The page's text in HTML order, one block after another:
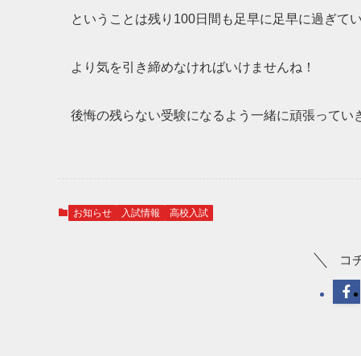
ということは残り100日間も足早に足早に過ぎて
より気を引き締めなければいけませんね！
後悔の残らない受験になるよう一緒に頑張ってい
お知らせ 入試情報 高校入試
コ